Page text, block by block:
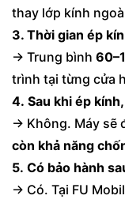
thay lớp kính
3. Thời gian ép
→ Trung bình
trình tại từng cửa
4. Sau khi ép
→ Không. Máy sẽ
còn khả năng
5. Có bảo hành
→ Có. Tại FU